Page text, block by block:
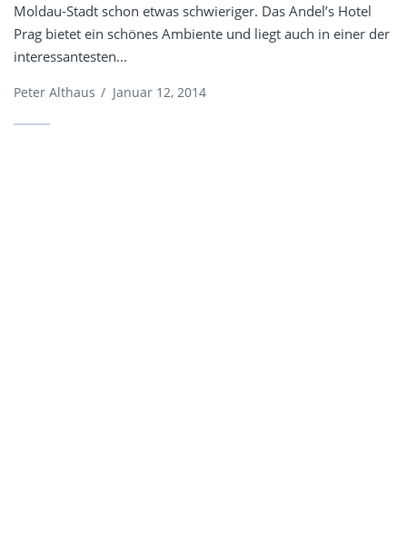
Moldau-Stadt schon etwas schwieriger. Das Andel’s Hotel
Prag bietet ein schönes Ambiente und liegt auch in einer der
interessantesten...
Peter Althaus / Januar 12, 2014